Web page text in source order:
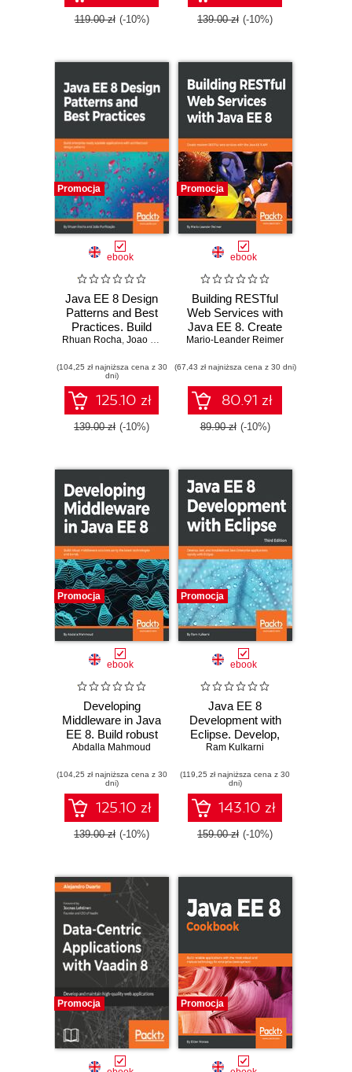
Java
119.00 zł (-10%)
microservices with
Kotlin and Java EE
139.00 zł (-10%)
Promocja
ebook
Java EE 8 Design
Patterns and Best
Practices. Build
enterprise-ready
applications with
architectural
design patterns
Rhuan Rocha, Joao Carlos Purificaçao
(104,25 zł najniższa cena z 30
dni)
125.10 zł
139.00 zł (-10%)
Promocja
ebook
Building RESTful
Web Services with
Java EE 8. Create
modern RESTful
the Java EE 8 API
Mario-Leander Reimer
(67,43 zł najniższa cena z 30 dni)
80.91 zł
89.90 zł (-10%)
Promocja
ebook
Developing
Middleware in Java
EE 8. Build robust
middleware
latest technologies
and trends
Abdalla Mahmoud
(104,25 zł najniższa cena z 30
dni)
125.10 zł
139.00 zł (-10%)
Promocja
ebook
Java EE 8
Development with
Eclipse. Develop,
test, and
Enterprise
applications rapidly
with Eclipse - Third
Edition
Ram Kulkarni
(119,25 zł najniższa cena z 30
dni)
143.10 zł
159.00 zł (-10%)
Promocja Promocja